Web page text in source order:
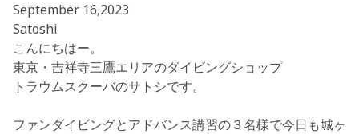
September 16,2023
Satoshi
こんにちはー。
東京・吉祥寺三鷹エリアのダイビングショップ
トラウムスクーバのサトシです。
ファンダイビングとアドバンス講習の３名様で今日も城ヶ